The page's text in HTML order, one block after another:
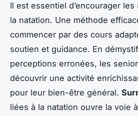
Il est essentiel d’encourager
la natation. Une méthode
commencer par des cours
soutien et guidance. En
perceptions erronées, les
découvrir une activité
pour leur bien-être général.
liées à la natation ouvre la voie